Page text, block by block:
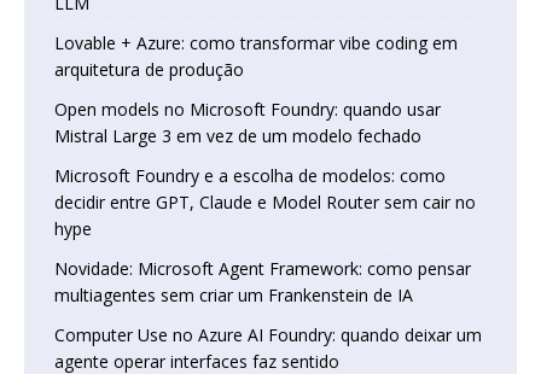
Lovable + Azure: como transformar vibe coding em
arquitetura de produção
Open models no Microsoft Foundry: quando usar
Mistral Large 3 em vez de um modelo fechado
Microsoft Foundry e a escolha de modelos: como
decidir entre GPT, Claude e Model Router sem cair no
hype
Novidade: Microsoft Agent Framework: como pensar
multiagentes sem criar um Frankenstein de IA
Computer Use no Azure AI Foundry: quando deixar um
agente operar interfaces faz sentido